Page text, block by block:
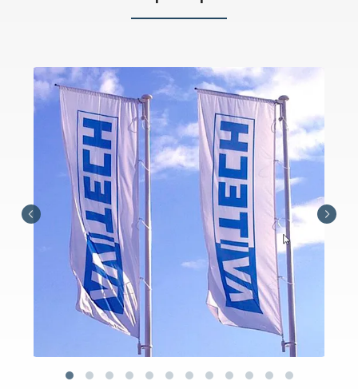
структуру тканини на молекулярному рівні. Також ми
за індивідуальним ескізом на оксамиті.
Прапори, що використовуються на вулиці і в
«жорстких» умовах, наприклад на автодорогах, АЗС,
транспорті, ми рекомендуємо виготовляти з
поліефірного шовку щільністю 110 г. / кв.м. Даний
матеріал виготовлений в Німеччині і має зусилля на
розрив по DIN 53857-1 в довжині не більше 400N, по
по ширині не більше 700N.
Пошиття- закритий шов по периметру, подвійна
строчка спеціальної укріпленої ниткою, а з боку
флагшток посилений спеціальною лентою - стропою.
Для збільшення терміну служби прапора при великих
розмірах (наприклад 1,4х2,1 або 1,5х5 метрів) ми
рекомендуємо вшивати підсилюючий куточок.